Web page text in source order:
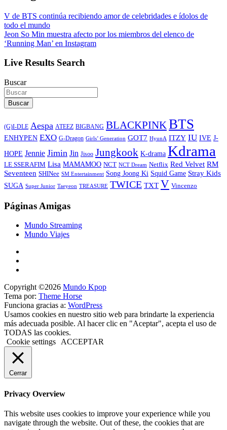
V de BTS continúa recibiendo amor de celebridades e ídolos de
todo el mundo
Jeon So Min muestra afecto por los miembros del elenco de
‘Running Man’ en Instagram
Live Results Search
Buscar
Buscar
(G)I-DLE Aespa ATEEZ BIGBANG BLACKPINKBTS
ENHYPEN EXO G-Dragon Girls’ Generation GOT7 HyunA ITZY IU IVE J-
HOPE Jennie Jimin Jin Jisoo Jungkook K-drama Kdrama
LE SSERAFIM Lisa MAMAMOO NCT NCT Dream Netflix Red Velvet RM
Seventeen SHINee SM Entertainment Song Joong Ki Squid Game Stray Kids
SUGA Super Junior Taeyeon TREASURE TWICE TXT V Vincenzo
Páginas Amigas
Mundo Streaming
Mundo Viajes
Copyright ©2026 Mundo Kpop
Tema por: Theme Horse
Funciona gracias a: WordPress
Usamos cookies en nuestro sitio web para brindarte la experiencia
más adecuada posible. Al hacer clic en "Aceptar", acepta el uso de
TODAS las cookies.
Cookie settings
ACCEPTAR
Cerrar
Privacy Overview
This website uses cookies to improve your experience while you
navigate through the website. Out of these, the cookies that are